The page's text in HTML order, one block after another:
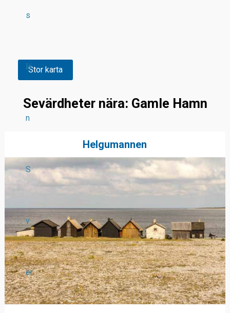
s
lä
n
S
v
er
Stor karta
Sevärdheter nära: Gamle Hamn
Helgumannen